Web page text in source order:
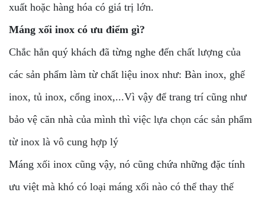
xuất hoặc hàng hóa có giá trị lớn.
Máng xối inox có ưu điểm gì?
Chắc hẳn quý khách đã từng nghe đến chất lượng của
các sản phẩm làm từ chất liệu inox như: Bàn inox, ghế
inox, tủ inox, cổng inox,...Vì vậy để trang trí cũng như
bảo vệ căn nhà của mình thì việc lựa chọn các sản phẩm
từ inox là vô cung hợp lý
Máng xối inox cũng vậy, nó cũng chứa những đặc tính
ưu việt mà khó có loại máng xối nào có thể thay thế